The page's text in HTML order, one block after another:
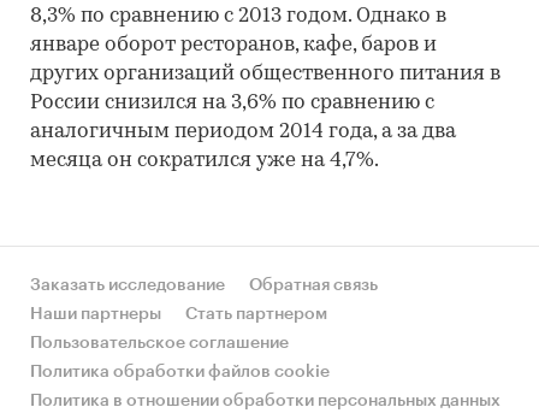
8,3% по сравнению с 2013 годом. Однако в
январе оборот ресторанов, кафе, баров и
других организаций общественного питания в
России снизился на 3,6% по сравнению с
аналогичным периодом 2014 года, а за два
месяца он сократился уже на 4,7%.
Заказать исследование
Обратная связь
Наши партнеры
Стать партнером
Пользовательское соглашение
Политика обработки файлов cookie
Политика в отношении обработки персональных данных